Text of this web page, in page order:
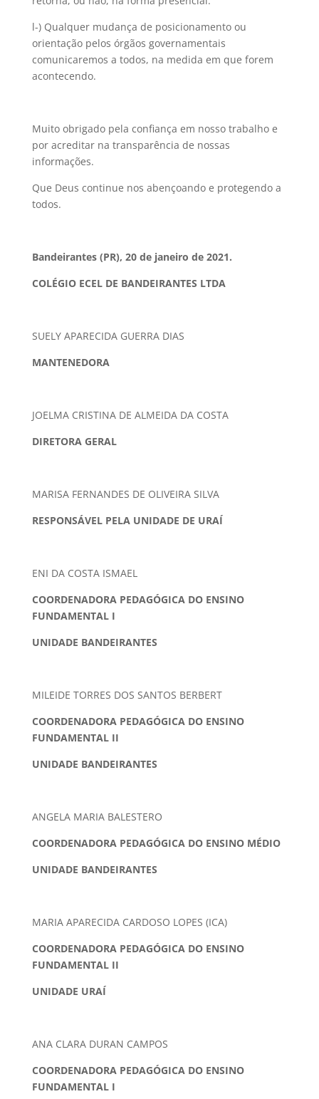
l-) Qualquer mudança de posicionamento ou
orientação pelos órgãos governamentais
comunicaremos a todos, na medida em que forem
acontecendo.
Muito obrigado pela confiança em nosso trabalho e
por acreditar na transparência de nossas
informações.
Que Deus continue nos abençoando e protegendo a
todos.
Bandeirantes (PR), 20 de janeiro de 2021.
COLÉGIO ECEL DE BANDEIRANTES LTDA
SUELY APARECIDA GUERRA DIAS
MANTENEDORA
JOELMA CRISTINA DE ALMEIDA DA COSTA
DIRETORA GERAL
MARISA FERNANDES DE OLIVEIRA SILVA
RESPONSÁVEL PELA UNIDADE DE URAÍ
ENI DA COSTA ISMAEL
COORDENADORA PEDAGÓGICA DO ENSINO
FUNDAMENTAL I
UNIDADE BANDEIRANTES
MILEIDE TORRES DOS SANTOS BERBERT
COORDENADORA PEDAGÓGICA DO ENSINO
FUNDAMENTAL II
UNIDADE BANDEIRANTES
ANGELA MARIA BALESTERO
COORDENADORA PEDAGÓGICA DO ENSINO MÉDIO
UNIDADE BANDEIRANTES
MARIA APARECIDA CARDOSO LOPES (ICA)
COORDENADORA PEDAGÓGICA DO ENSINO
FUNDAMENTAL II
UNIDADE URAÍ
ANA CLARA DURAN CAMPOS
COORDENADORA PEDAGÓGICA DO ENSINO
FUNDAMENTAL I